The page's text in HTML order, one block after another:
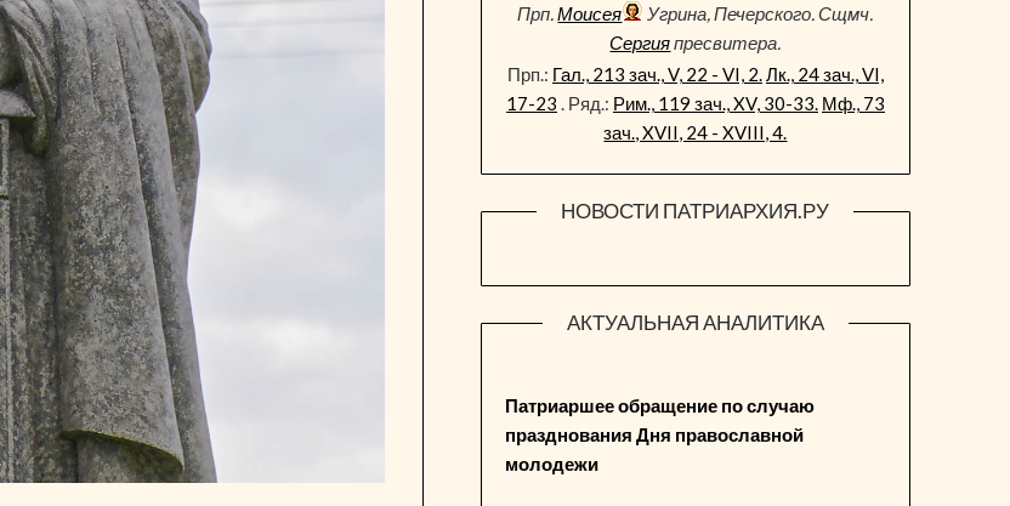
Прп.Моисея
Угрина, Печерского. Сщмч.
Сергияпресвитера.
Прп.: Гал., 213 зач., V, 22 - VI, 2.Лк., 24 зач., VI,
17-23 . Ряд.: Рим., 119 зач., XV, 30-33. Мф., 73
зач., XVII, 24 - XVIII, 4.
НОВОСТИ ПАТРИАРХИЯ.РУ
АКТУАЛЬНАЯ АНАЛИТИКА
Патриаршее обращение по случаю
празднования Дня православной
молодежи